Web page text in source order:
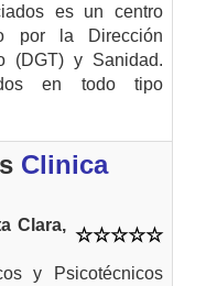
es un centro
por la Dirección
(DGT) y Sanidad.
en todo tipo
Clinica
Clara,
y Psicotécnicos